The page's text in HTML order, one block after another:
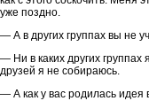
уже поздно.
— А в других группах вы не
— Ни в каких других
друзей я не собираюсь.
— А как у вас родилась идея